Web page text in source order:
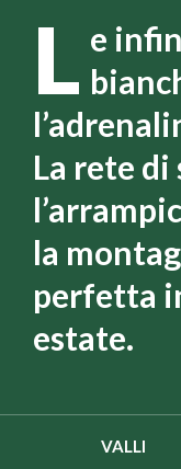
L e
La rete
la
perfetta
estate.
VALLI